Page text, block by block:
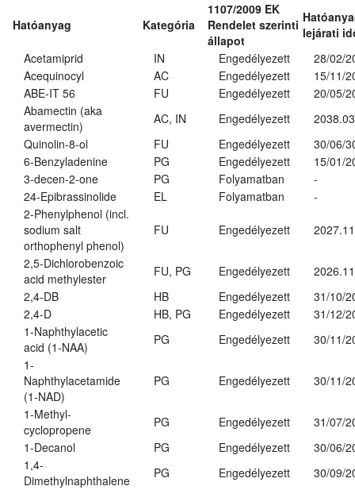
Hatóanyag Kategória
1107/2009 EK
Rendelet szerinti
állapot
lejárati
Acetamiprid
IN Engedélyezett
28/02/
Acequinocyl
AC Engedélyezett
15/11/
ABE-IT 56
FU Engedélyezett
20/05/
Abamectin (aka
avermectin)
AC, IN Engedélyezett
Quinolin-8-ol
FU Engedélyezett
30/06/
6-Benzyladenine
PG Engedélyezett
15/01/
3-decen-2-one
PG Folyamatban
-
24-Epibrassinolide
EL Folyamatban
-
2-Phenylphenol (incl.
sodium salt
orthophenyl phenol)
FU Engedélyezett
2,5-Dichlorobenzoic
acid methylester
FU, PG Engedélyezett
2,4-DB
HB Engedélyezett
31/10/
2,4-D
HB, PG Engedélyezett
31/12/
1-Naphthylacetic
acid (1-NAA)
PG Engedélyezett
30/11/
1-
Naphthylacetamide
(1-NAD)
PG Engedélyezett 30/11/
1-Methyl-
cyclopropene
PG Engedélyezett
31/07/
1-Decanol
PG Engedélyezett
30/06/
1,4-
Dimethylnaphthalene
PG Engedélyezett 30/09/